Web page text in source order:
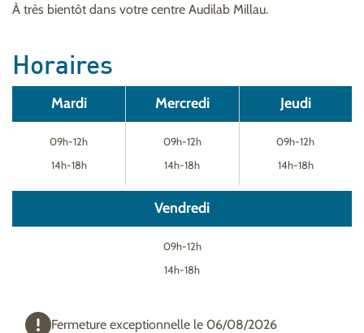
À très bientôt dans votre centre Audilab Millau.
Horaires
Mardi
09h-12h
14h-18h
Mercredi
09h-12h
14h-18h
Jeudi
09h-12h
14h-18h
Vendredi
09h-12h
14h-18h
Fermeture exceptionnelle le 06/08/2026